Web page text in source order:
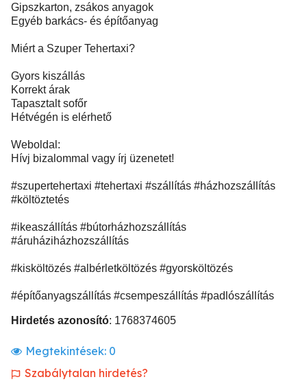
Gipszkarton, zsákos anyagok
Egyéb barkács- és építőanyag
Miért a Szuper Tehertaxi?
Gyors kiszállás
Korrekt árak
Tapasztalt sofőr
Hétvégén is elérhető
Weboldal:
Hívj bizalommal vagy írj üzenetet!
#szupertehertaxi #tehertaxi #szállítás #házhozszállítás
#költöztetés
#ikeaszállítás #bútorházhozszállítás
#áruháziházhozszállítás
#kisköltözés #albérletköltözés #gyorsköltözés
#építőanyagszállítás #csempeszállítás #padlószállítás
Hirdetés azonosító: 1768374605
Megtekintések: 0
Szabálytalan hirdetés?